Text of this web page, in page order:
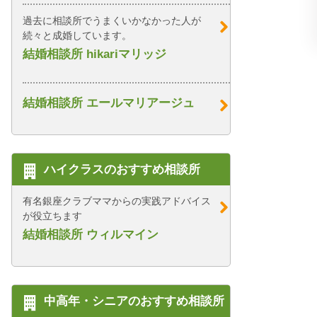
過去に相談所でうまくいかなかった人が
続々と成婚しています。
結婚相談所 hikariマリッジ
結婚相談所 エールマリアージュ
ハイクラスのおすすめ相談所
有名銀座クラブママからの実践アドバイス
が役立ちます
結婚相談所 ウィルマイン
中高年・シニアのおすすめ相談所